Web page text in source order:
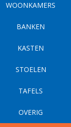
WOONKAMERS
BANKEN
KASTEN
STOELEN
TAFELS
OVERIG